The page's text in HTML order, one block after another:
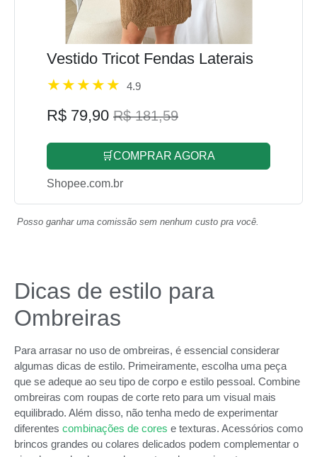
Vestido Tricot Fendas Laterais
4.9
R$ 79,90 R$ 181,59
🛒COMPRAR AGORA
Shopee.com.br
Posso ganhar uma comissão sem nenhum custo pra você.
Dicas de estilo para
Ombreiras
Para arrasar no uso de ombreiras, é essencial considerar
algumas dicas de estilo. Primeiramente, escolha uma peça
que se adeque ao seu tipo de corpo e estilo pessoal. Combine
ombreiras com roupas de corte reto para um visual mais
equilibrado. Além disso, não tenha medo de experimentar
diferentes combinações de cores e texturas. Acessórios como
brincos grandes ou colares delicados podem complementar o